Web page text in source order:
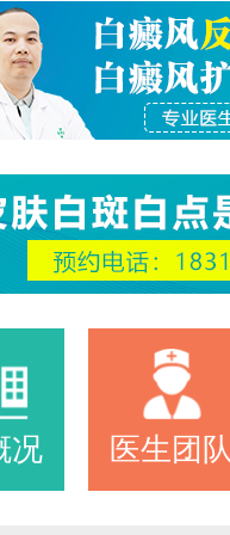
况 医生团队